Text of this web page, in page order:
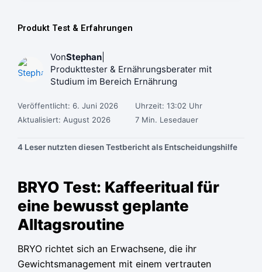
Produkt Test & Erfahrungen
VonStephan
Produkttester & Ernährungsberater mit
Studium im Bereich Ernährung
Veröffentlicht: 6. Juni 2026
Uhrzeit: 13:02 Uhr
Aktualisiert: August 2026
7 Min. Lesedauer
4 Leser nutzten diesen Testbericht als Entscheidungshilfe
BRYO Test: Kaffeeritual für
eine bewusst geplante
Alltagsroutine
BRYO richtet sich an Erwachsene, die ihr
Gewichtsmanagement mit einem vertrauten
Preis
war:
58,73 €
Preis
ist:
23,49 €.
Preis
war:
58,73 €
Preis
ist:
23,49 €.
Preis
war:
58,73 €
Preis
ist:
23,49 €.